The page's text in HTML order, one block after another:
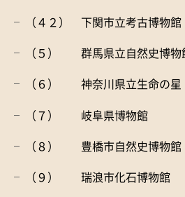
（４２） 下関市立考古博物館
（５） 群馬県立自然史博物
（６） 神奈川県立生命の星
（７） 岐阜県博物館
（８） 豊橋市自然史博物館
（９） 瑞浪市化石博物館